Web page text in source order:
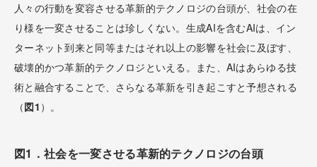
人々の行動を変容させる革新的テクノロジの台頭が、社会の在
り様を一変させることは珍しくない。生成AIを含むAIは、イン
ターネット到来と同等またはそれ以上の影響を社会に及ぼす、
破壊的かつ革新的テクノロジといえる。また、AIはあらゆる技
術と融合することで、さらなる革新を引き起こすと予想される
（図1 ）。
図1．社会を一変させる革新的テクノロジの台頭